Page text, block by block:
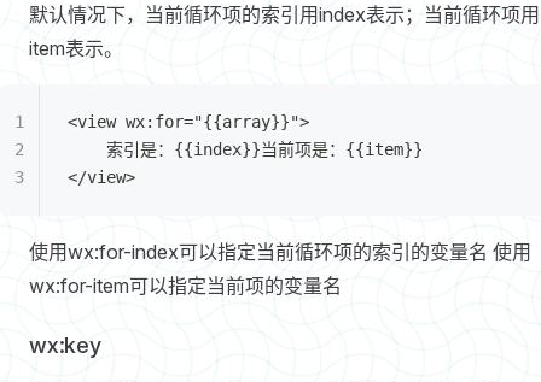
默认情况下，当前循环项的索引用index表示；当前循环项用
item表示。
<view wx:for="{{array}}">
	索引是：{{index}}当前项是：{{item}}
</view>
使用wx:for-index可以指定当前循环项的索引的变量名 使用
wx:for-item可以指定当前项的变量名
wx:key